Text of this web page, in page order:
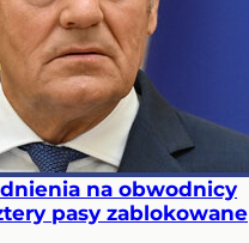
na obwodnicy
pasy zablokowane